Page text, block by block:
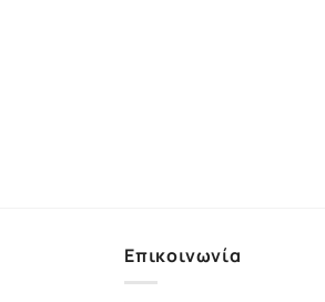
Επικοινωνία